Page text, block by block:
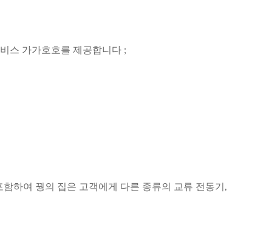
스 가가호호를 제공합니다 ;
하여 꿩의 집은 고객에게 다른 종류의 교류 전동기,